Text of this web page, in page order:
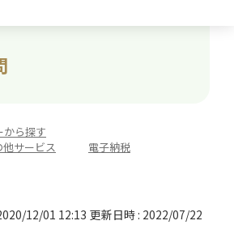
から探す
サービス
電子納税
12/01 12:13 更新日時 : 2022/07/22